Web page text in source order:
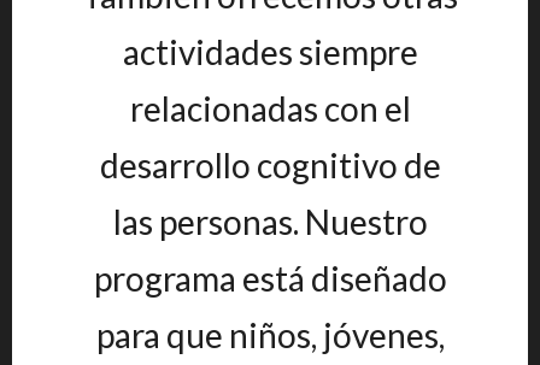
actividades siempre
relacionadas con el
desarrollo cognitivo de
las personas. Nuestro
programa está diseñado
para que niños, jóvenes,